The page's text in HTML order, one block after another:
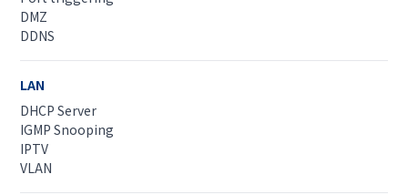
DMZ
DDNS
LAN
DHCP Server
IGMP Snooping
IPTV
VLAN